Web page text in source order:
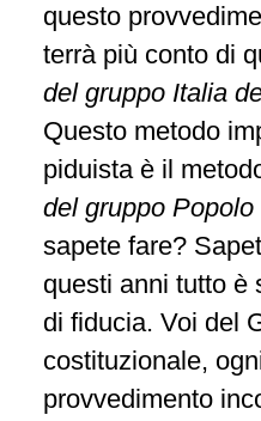
questo
terrà più conto di
del gruppo Italia
Questo metodo
piduista è il
del gruppo
sapete fare?
questi anni tutto è
di fiducia. Voi del
costituzionale,
provvedimento